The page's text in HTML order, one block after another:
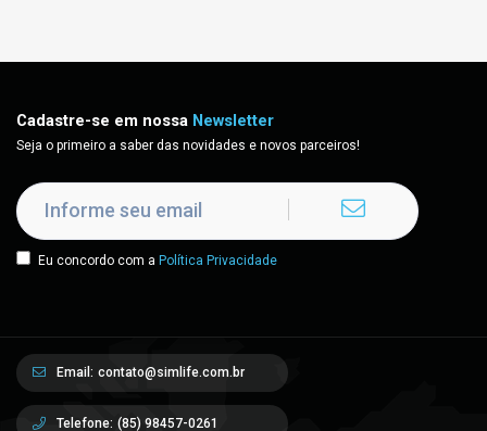
Cadastre-se em nossa Newsletter
Seja o primeiro a saber das novidades e novos parceiros!
Eu concordo com a Política Privacidade
Email: contato@simlife.com.br
Telefone: (85) 98457-0261